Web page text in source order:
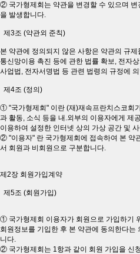
② 국가형제회는 약관을 변경할 수 있으며 변
을 발생합니다.
제3조 (약관외 준칙)
본 약관에 정의되지 않은 사항은 약관의 규
통신망이용 촉진 등에 관한 법률 확보, 전자
사업법, 전자서명법 등 관련 법령의 규정에
제4조 (정의)
① "국가형제회" 이란 (재)재속프란치스코회
과 활동, 소식 등을 내.외부의 이용자에게 제
이용하여 설정한 인터넷 상의 가상 공간 및
② "이용자" 란 국가형제회에 접속하여 본 약
서 회원과 비회원으로 구분합니다.
제2장 회원가입계약
제5조 (회원가입)
① 국가형제회 이용자가 회원으로 가입하기
회원정보를 기입한 후 본 약관에 동의한다
니다.
② 국가형제회는 1항과 같이 회원 가입을 신